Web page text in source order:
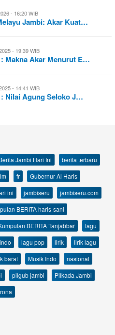
- 16:20 WIB
Jambi: Akar Kuat…
- 19:39 WIB
Makna Akar Menurut E…
- 14:41 WIB
Nilai Agung Seloko J…
Jambi Hari Ini
berita terbaru
fr
Gubernur Al Haris
ini jambiseru
jambiseru.com
BERITA haris-sani
BERITA Tanjabbar
lagu
lagu pop lirik
lirik lagu
barat Musik Indo
nasional
pilgub jambi
Pilkada Jambi